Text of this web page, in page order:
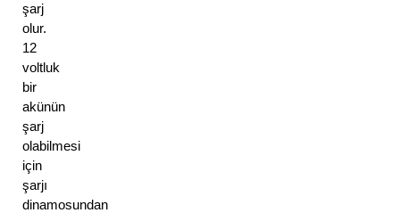
şarj
olur.
12
voltluk
bir
akünün
şarj
olabilmesi
için
şarjı
dinamosundan